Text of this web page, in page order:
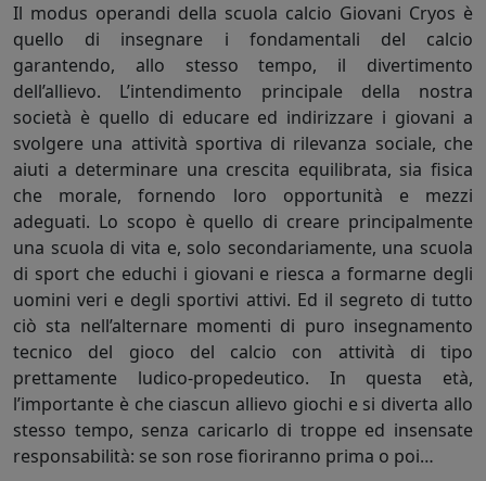
Il modus operandi della scuola calcio Giovani Cryos è
quello di insegnare i fondamentali del calcio
garantendo, allo stesso tempo, il divertimento
dell’allievo. L’intendimento principale della nostra
società è quello di educare ed indirizzare i giovani a
svolgere una attività sportiva di rilevanza sociale, che
aiuti a determinare una crescita equilibrata, sia fisica
che morale, fornendo loro opportunità e mezzi
adeguati. Lo scopo è quello di creare principalmente
una scuola di vita e, solo secondariamente, una scuola
di sport che educhi i giovani e riesca a formarne degli
uomini veri e degli sportivi attivi. Ed il segreto di tutto
ciò sta nell’alternare momenti di puro insegnamento
tecnico del gioco del calcio con attività di tipo
prettamente ludico-propedeutico. In questa età,
l’importante è che ciascun allievo giochi e si diverta allo
stesso tempo, senza caricarlo di troppe ed insensate
responsabilità: se son rose fioriranno prima o poi…